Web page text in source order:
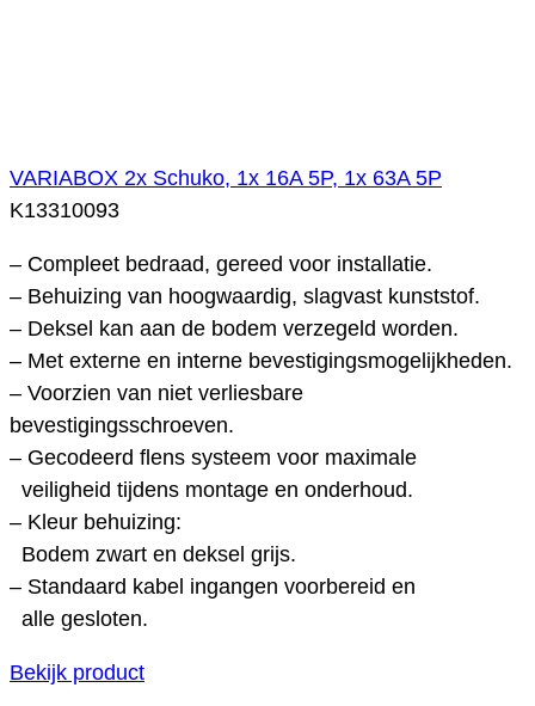
VARIABOX 2x Schuko, 1x 16A 5P, 1x 63A 5P
K13310093
– Compleet bedraad, gereed voor installatie.
– Behuizing van hoogwaardig, slagvast kunststof.
– Deksel kan aan de bodem verzegeld worden.
– Met externe en interne bevestigingsmogelijkheden.
– Voorzien van niet verliesbare
bevestigingsschroeven.
– Gecodeerd flens systeem voor maximale
veiligheid tijdens montage en onderhoud.
– Kleur behuizing:
Bodem zwart en deksel grijs.
– Standaard kabel ingangen voorbereid en
alle gesloten.
Bekijk product